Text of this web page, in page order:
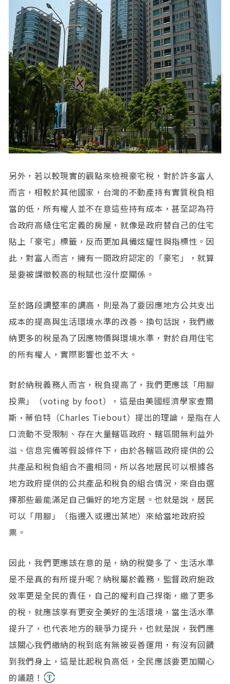
另外，若以較現實的觀點來檢視豪宅稅，對於許多富人
而言，相較於其他國家，台灣的不動產持有實質稅負相
當的低，所有權人並不在意這些持有成本，甚至認為符
合政府高級住宅定義的房屋，就像是政府替自己的住宅
貼上「豪宅」標籤，反而更加具備炫耀性與指標性。因
此，對富人而言，擁有一間政府認定的「豪宅」，就算
是要被課徵較高的稅賦也沒什麼關係。
至於路段調整率的調高，則是為了要因應地方公共支出
成本的提高與生活環境水準的改善。換句話說，我們繳
納更多的稅是為了因應物價與環境水準，對於自用住宅
的所有權人，實際影響也並不大。
對於納稅義務人而言，稅負提高了，我們更應該「用腳
投票」（voting by foot），這是由美國經濟學家查爾
斯·蒂伯特（Charles Tiebout）提出的理論，是指在人
口流動不受限制、存在大量轄區政府、轄區間無利益外
溢、信息完備等假設條件下，由於各轄區政府提供的公
共產品和稅負組合不盡相同，所以各地居民可以根據各
地方政府提供的公共產品和稅負的組合情況，來自由選
擇那些最能滿足自己偏好的地方定居。也就是說，居民
可以「用腳」（指遷入或遷出某地）來給當地政府投
票。
因此，我們更應該在意的是，納的稅變多了、生活水準
是不是真的有所提升呢？納稅屬於義務，監督政府施政
效率更是全民的責任，自己的權利自己捍衛，繳了更多
的稅，就應該享有更安全美好的生活環境，當生活水準
提升了，也代表地方的競爭力提升，也就是說，我們應
該關心我們繳納的稅到底有無被妥善運用，有沒有回饋
到我們身上，這是比起稅負高低，全民應該要更加關心
的議題！